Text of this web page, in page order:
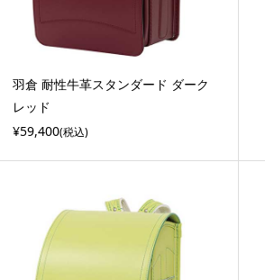
羽倉 耐性牛革スタンダード ダーク
レッド
¥59,400(税込)